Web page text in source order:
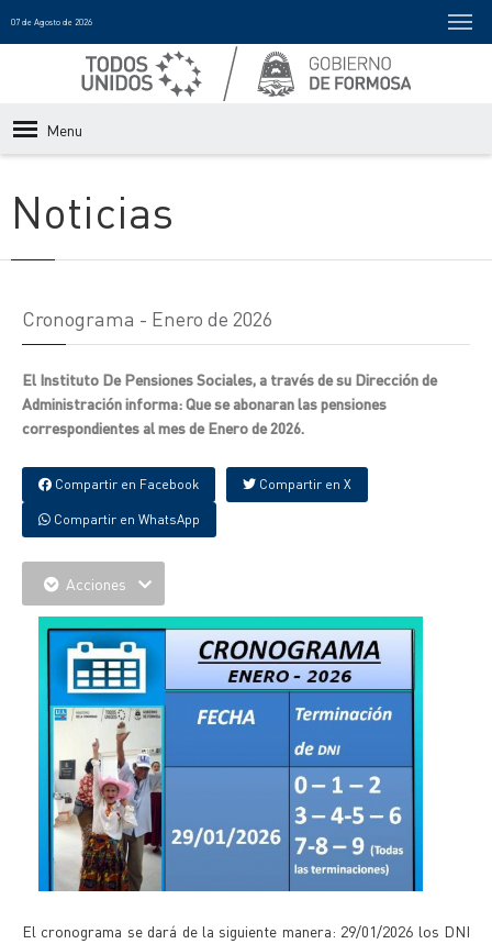
07 de Agosto de 2026
Menu
Noticias
Cronograma - Enero de 2026
El Instituto De Pensiones Sociales, a través de su Dirección de
Administración informa: Que se abonaran las pensiones
correspondientes al mes de Enero de 2026.
Compartir en Facebook Compartir en X
Compartir en WhatsApp
Acciones
El cronograma se dará de la siguiente manera: 29/01/2026 los DNI